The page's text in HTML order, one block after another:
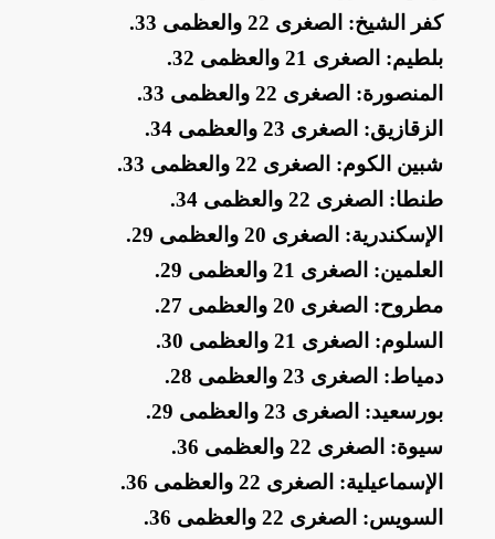
​كفر الشيخ: الصغرى 22 والعظمى 33
.
​بلطيم: الصغرى 21 والعظمى 32
.
​المنصورة: الصغرى 22 والعظمى 33
.
​الزقازيق: الصغرى 23 والعظمى 34
.
​شبين الكوم: الصغرى 22 والعظمى 33
.
​طنطا: الصغرى 22 والعظمى 34
.
​الإسكندرية: الصغرى 20 والعظمى 29
.
​العلمين: الصغرى 21 والعظمى 29
.
​مطروح: الصغرى 20 والعظمى 27
.
​السلوم: الصغرى 21 والعظمى 30
.
​دمياط: الصغرى 23 والعظمى 28
.
​بورسعيد: الصغرى 23 والعظمى 29
.
​سيوة: الصغرى 22 والعظمى 36
.
​الإسماعيلية: الصغرى 22 والعظمى 36
.
​السويس: الصغرى 22 والعظمى 36
.